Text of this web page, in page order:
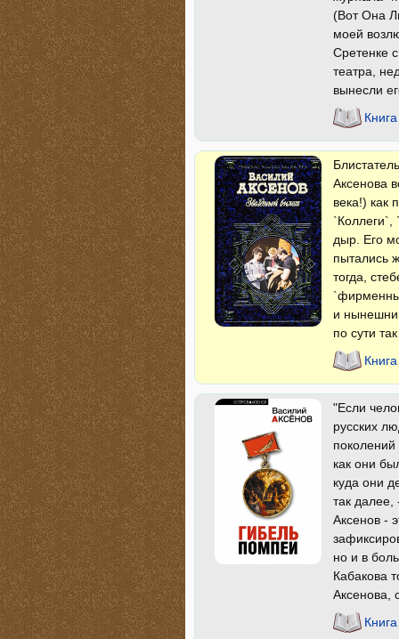
(Вот Она
моей
Сретенке
театра,
вынесли
Аксенова
века!) как
`Коллеги`,
дыр. Его
пытались
тогда,
и
по сути
"Если
русских
как они
куда они
так далее,
Аксенов -
но и в
Кабакова
Аксенова,